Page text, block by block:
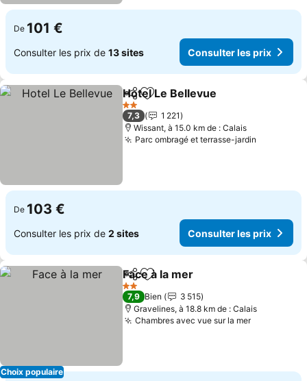
De 101 €
Consulter les prix de 13 sites Consulter les prix
PartagerAjouter à mes favoris
Hotel Le Bellevue
2 Étoiles
7,3
1 221
Wissant, à 15.0 km de : Calais
Parc ombragé et terrasse-jardin
De 103 €
Consulter les prix de 2 sites Consulter les prix
Choix populaire
PartagerAjouter à mes favoris
Face à la mer
2 Étoiles
7,9 Bien
3 515
Gravelines, à 18.8 km de : Calais
Chambres avec vue sur la mer